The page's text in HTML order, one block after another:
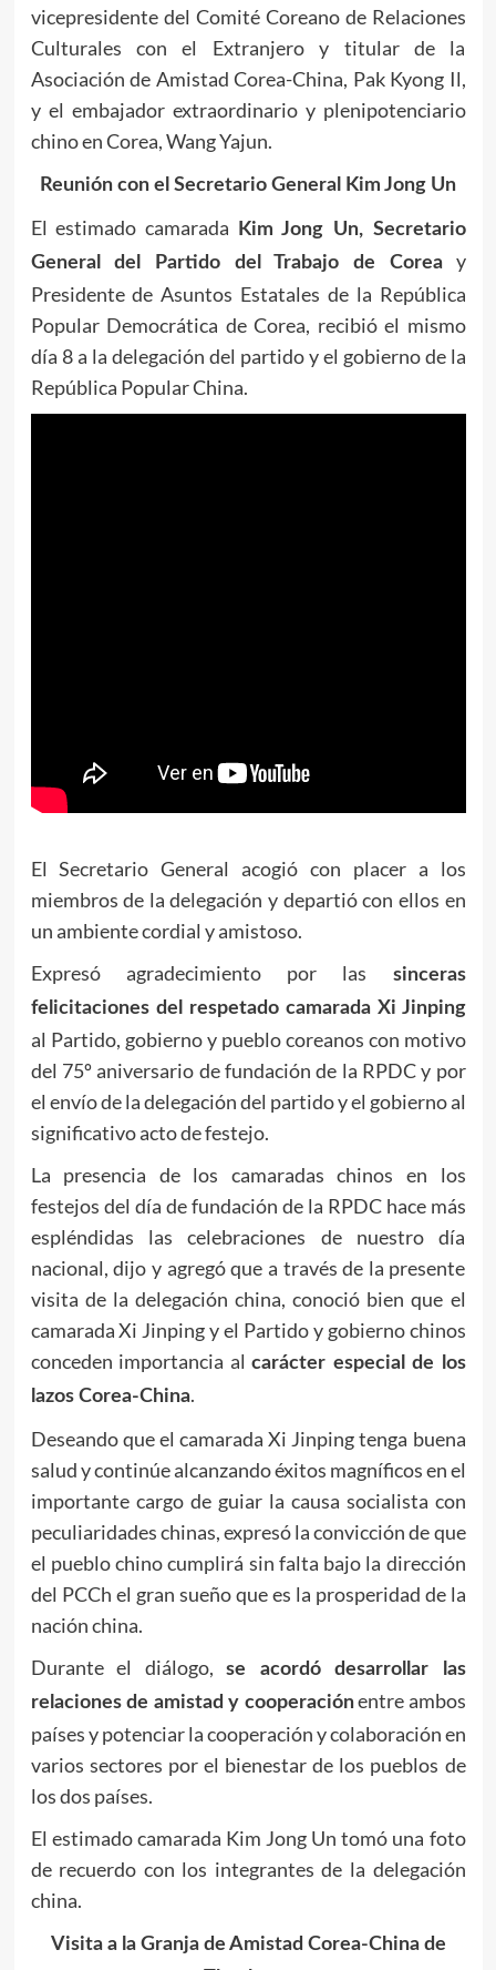
vicepresidente del Comité Coreano de Relaciones
Culturales con el Extranjero y titular de la
Asociación de Amistad Corea-China, Pak Kyong Il,
y el embajador extraordinario y plenipotenciario
chino en Corea, Wang Yajun.
Reunión con el Secretario General Kim Jong Un
El estimado camarada Kim Jong Un, Secretario
General del Partido del Trabajo de Coreay
Presidente de Asuntos Estatales de la República
Popular Democrática de Corea, recibió el mismo
día 8 a la delegación del partido y el gobierno de la
República Popular China.
El Secretario General acogió con placer a los
miembros de la delegación y departió con ellos en
un ambiente cordial y amistoso.
Expresó agradecimiento por las
sinceras
felicitaciones del respetado camarada Xi Jinping
al Partido, gobierno y pueblo coreanos con motivo
del 75º aniversario de fundación de la RPDC y por
el envío de la delegación del partido y el gobierno al
significativo acto de festejo.
La presencia de los camaradas chinos en los
festejos del día de fundación de la RPDC hace más
espléndidas las celebraciones de nuestro día
nacional, dijo y agregó que a través de la presente
visita de la delegación china, conoció bien que el
camarada Xi Jinping y el Partido y gobierno chinos
conceden importancia al carácter especial de los
lazos Corea-China.
Deseando que el camarada Xi Jinping tenga buena
salud y continúe alcanzando éxitos magníficos en el
importante cargo de guiar la causa socialista con
peculiaridades chinas, expresó la convicción de que
el pueblo chino cumplirá sin falta bajo la dirección
del PCCh el gran sueño que es la prosperidad de la
nación china.
Durante el diálogo,
se acordó desarrollar las
relaciones de amistad y cooperaciónentre ambos
países y potenciar la cooperación y colaboración en
varios sectores por el bienestar de los pueblos de
los dos países.
El estimado camarada Kim Jong Un tomó una foto
de recuerdo con los integrantes de la delegación
china.
Visita a la Granja de Amistad Corea-China de